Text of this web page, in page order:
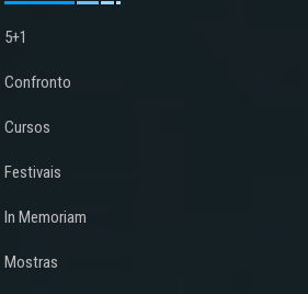
5+1
Confronto
Cursos
Festivais
In Memoriam
Mostras